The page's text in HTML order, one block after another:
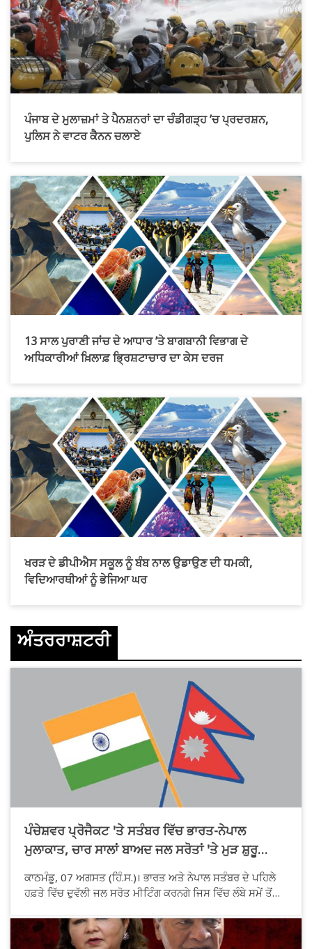
ਪੰਜਾਬ ਦੇ ਮੁਲਾਜ਼ਮਾਂ ਤੇ ਪੈਨਸ਼ਨਰਾਂ ਦਾ ਚੰਡੀਗੜ੍ਹ ’ਚ ਪ੍ਰਦਰਸ਼ਨ,
ਪੁਲਿਸ ਨੇ ਵਾਟਰ ਕੈਨਨ ਚਲਾਏ
13 ਸਾਲ ਪੁਰਾਣੀ ਜਾਂਚ ਦੇ ਆਧਾਰ ’ਤੇ ਬਾਗਬਾਨੀ ਵਿਭਾਗ ਦੇ
ਅਧਿਕਾਰੀਆਂ ਖ਼ਿਲਾਫ਼ ਭ੍ਰਿਸ਼ਟਾਚਾਰ ਦਾ ਕੇਸ ਦਰਜ
ਖਰੜ ਦੇ ਡੀਪੀਐਸ ਸਕੂਲ ਨੂੰ ਬੰਬ ਨਾਲ ਉਡਾਉਣ ਦੀ ਧਮਕੀ,
ਵਿਦਿਆਰਥੀਆਂ ਨੂੰ ਭੇਜਿਆ ਘਰ
ਅੰਤਰਰਾਸ਼ਟਰੀ
ਪੰਚੇਸ਼ਵਰ ਪ੍ਰੋਜੈਕਟ 'ਤੇ ਸਤੰਬਰ ਵਿੱਚ ਭਾਰਤ-ਨੇਪਾਲ
ਮੁਲਾਕਾਤ, ਚਾਰ ਸਾਲਾਂ ਬਾਅਦ ਜਲ ਸਰੋਤਾਂ 'ਤੇ ਮੁੜ ਸ਼ੁਰੂ
ਹੋਵੇਗੀ ਗੱਲਬਾਤ
ਕਾਠਮੰਡੂ, 07 ਅਗਸਤ (ਹਿੰ.ਸ.)। ਭਾਰਤ ਅਤੇ ਨੇਪਾਲ ਸਤੰਬਰ ਦੇ ਪਹਿਲੇ
ਹਫ਼ਤੇ ਵਿੱਚ ਦੁਵੱਲੀ ਜਲ ਸਰੋਤ ਮੀਟਿੰਗ ਕਰਨਗੇ ਜਿਸ ਵਿੱਚ ਲੰਬੇ ਸਮੇਂ ਤੋਂ
ਸਬੰਧਤ ਹੋਰ ਮੁੱਦਿਆਂ ''ਤੇ ਚਰਚਾ ਕੀਤੀ ਜਾਵੇਗੀ। ਚਾਰ ਸਾਲਾਂ ਦੇ ਅੰਤਰਾਲ
ਤੋਂ ਬਾਅਦ ਹੋਈ